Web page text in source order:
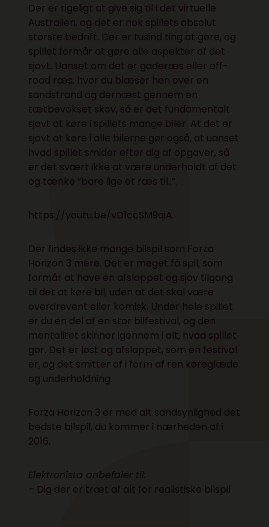
Der er rigeligt at give sig til i det virtuelle
Australien, og det er nok spillets absolut
største bedrift. Der er tusind ting at gøre, og
spillet formår at gøre alle aspekter af det
sjovt. Uanset om det er gaderæs eller off-
road ræs, hvor du blæser hen over en
sandstrand og dernæst gennem en
tætbevokset skov, så er det fundamentalt
sjovt at køre i spillets mange biler. At det er
sjovt at køre i alle bilerne gør også, at uanset
hvad spillet smider efter dig af opgaver, så
er det svært ikke at være underholdt af det
og tænke “bare lige et ræs til..”.
https://youtu.be/vD1ccSM9qiA
Der findes ikke mange bilspil som Forza
Horizon 3 mere. Det er meget få spil, som
formår at have en afslappet og sjov tilgang
til det at køre bil, uden at det skal være
overdrevent eller komisk. Under hele spillet
er du en del af en stor bilfestival, og den
mentalitet skinner igennem i alt, hvad spillet
gør. Det er løst og afslappet, som en festival
er, og det smitter af i form af ren køreglæde
og underholdning.
Forza Horizon 3 er med alt sandsynlighed det
bedste bilspil, du kommer i nærheden af i
2016.
Elektronista anbefaler til:
– Dig der er træt af alt for realistiske bilspil